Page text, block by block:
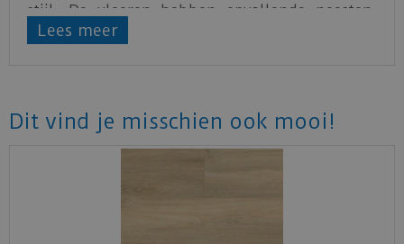
stijl. De vloeren hebben opvallende noesten.
Deze Eiken 6504 is ook verkrijgbaar in de plak
gemakkelijk te onderhouden. Goed om te weten
is dat de
Lees meer
Dit vind je misschien ook mooi!